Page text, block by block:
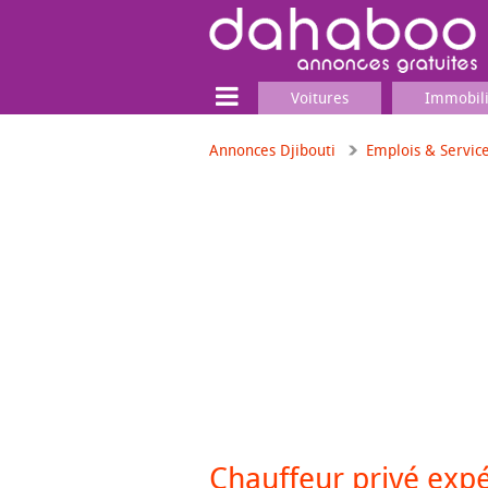
Voitures
Annonces Djibouti Emplois &
Chauffeur privé